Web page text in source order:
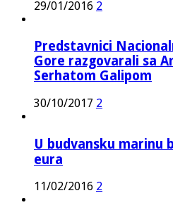
29/01/2016 2
Predstavnici
Gore razgovarali sa
Serhatom Galipom
30/10/2017 2
U budvansku marinu
eura
11/02/2016 2